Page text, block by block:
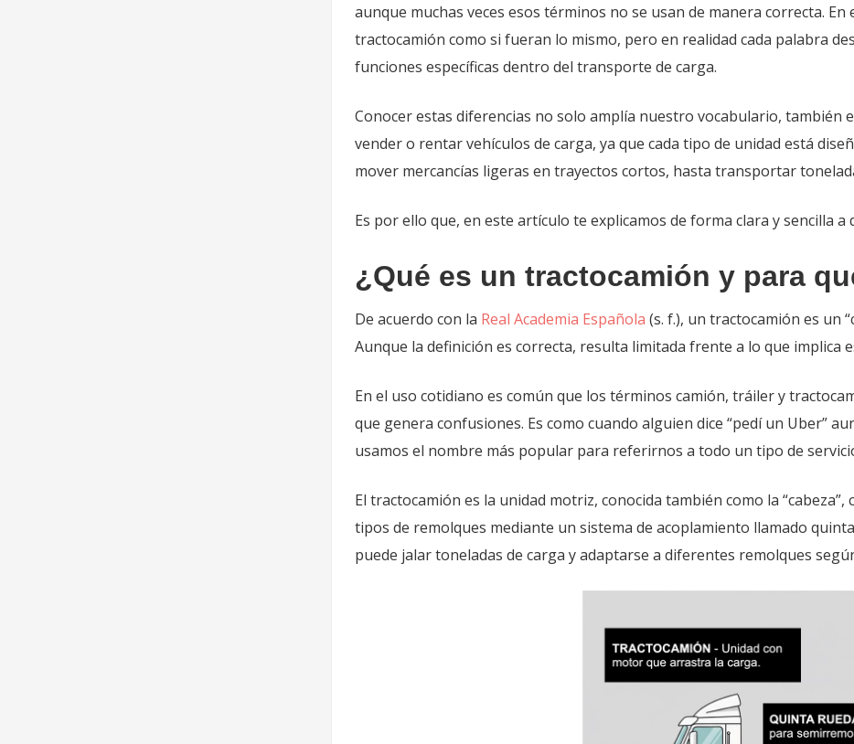
aunque muchas veces esos términos no se usan de manera correcta.
tractocamión como si fueran lo mismo, pero en realidad cada palabra
funciones específicas dentro del transporte de carga.
Conocer estas diferencias no solo amplía nuestro vocabulario, también
vender o rentar vehículos de carga, ya que cada tipo de unidad está
mover mercancías ligeras en trayectos cortos, hasta transportar
Es por ello que, en este artículo te explicamos de forma clara y sencilla a
¿Qué es un tractocamión y para
De acuerdo con la Real Academia Española (s. f.), un tractocamión es un
Aunque la definición es correcta, resulta limitada frente a lo que implica
En el uso cotidiano es común que los términos camión, tráiler y
que genera confusiones. Es como cuando alguien dice “pedí un Uber”
usamos el nombre más popular para referirnos a todo un tipo de
El tractocamión es la unidad motriz, conocida también como la
tipos de remolques mediante un sistema de acoplamiento llamado
puede jalar toneladas de carga y adaptarse a diferentes remolques